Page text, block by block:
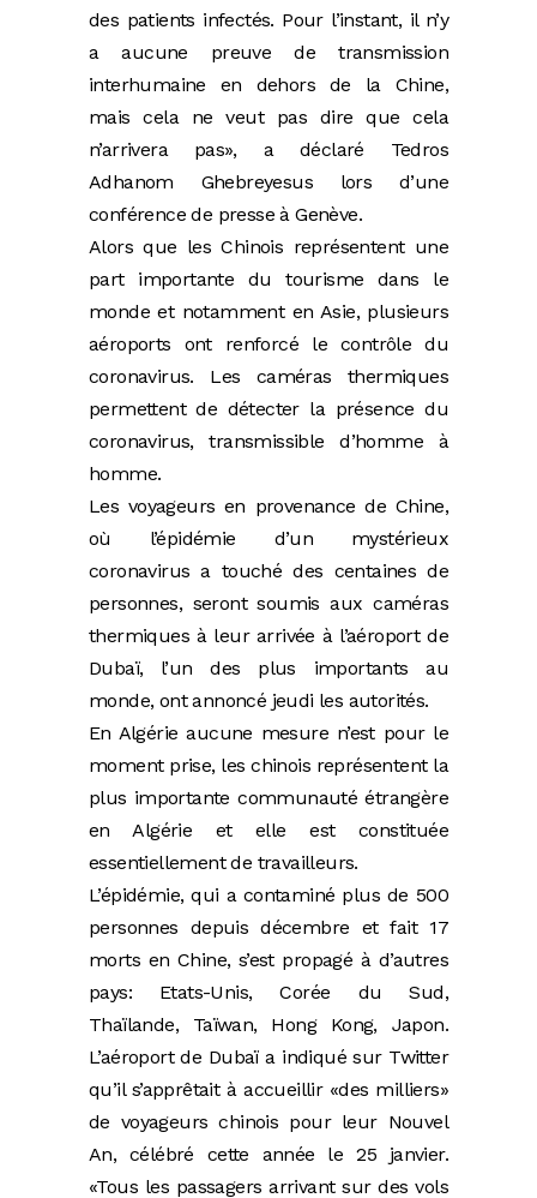
des patients infectés. Pour l’instant, il n’y
a aucune preuve de transmission
interhumaine en dehors de la Chine,
mais cela ne veut pas dire que cela
n’arrivera pas», a déclaré Tedros
Adhanom Ghebreyesus lors d’une
conférence de presse à Genève.
Alors que les Chinois représentent une
part importante du tourisme dans le
monde et notamment en Asie, plusieurs
aéroports ont renforcé le contrôle du
coronavirus. Les caméras thermiques
permettent de détecter la présence du
coronavirus, transmissible d’homme à
homme.
Les voyageurs en provenance de Chine,
où l’épidémie d’un mystérieux
coronavirus a touché des centaines de
personnes, seront soumis aux caméras
thermiques à leur arrivée à l’aéroport de
Dubaï, l’un des plus importants au
monde, ont annoncé jeudi les autorités.
En Algérie aucune mesure n’est pour le
moment prise, les chinois représentent la
plus importante communauté étrangère
en Algérie et elle est constituée
essentiellement de travailleurs.
L’épidémie, qui a contaminé plus de 500
personnes depuis décembre et fait 17
morts en Chine, s’est propagé à d’autres
pays: Etats-Unis, Corée du Sud,
Thaïlande, Taïwan, Hong Kong, Japon.
L’aéroport de Dubaï a indiqué sur Twitter
qu’il s’apprêtait à accueillir «des milliers»
de voyageurs chinois pour leur Nouvel
An, célébré cette année le 25 janvier.
«Tous les passagers arrivant sur des vols